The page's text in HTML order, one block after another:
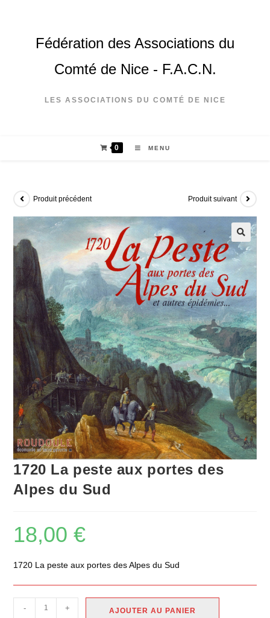
Fédération des Associations du
Comté de Nice - F.A.C.N.
LES ASSOCIATIONS DU COMTÉ DE NICE
0 MENU
Produit précédent Produit suivant
1720 La peste aux portes des
Alpes du Sud
18,00€
1720 La peste aux portes des Alpes du Sud
- + AJOUTER AU PANIER